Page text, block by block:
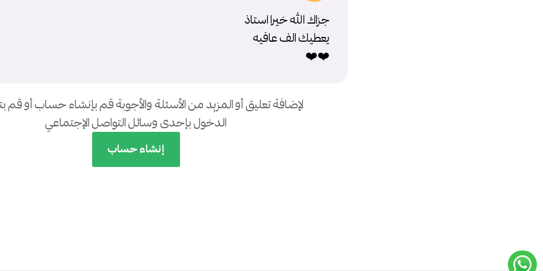
جزاك الله خيرا استاذ
يعطيك الف عافيه
❤️❤️
لإضافة تعليق أو المزيد من الأسئلة والأجوبة قم بإنشاء حساب أو
الدخول بإحدى وسائل التواصل الإجتماعي
إنشاء حساب